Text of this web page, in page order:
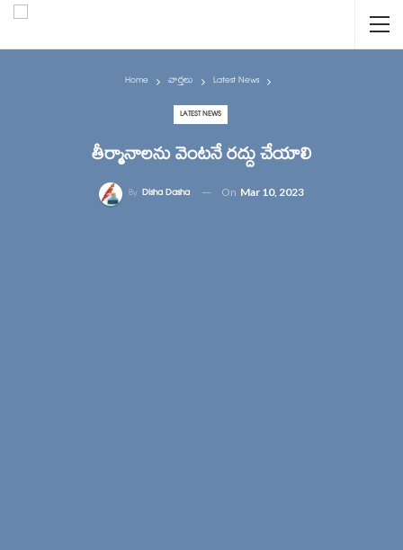
Home వార్తలు Latest News
LATEST NEWS
తీర్మానాలను వెంటనే రద్దు చేయాలి
By Disha Dasha On Mar 10, 2023